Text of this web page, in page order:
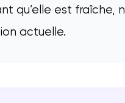
qu’elle est fraîche,
actuelle.